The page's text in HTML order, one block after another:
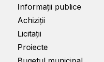
Informații publice
Achiziții
Licitații
Proiecte